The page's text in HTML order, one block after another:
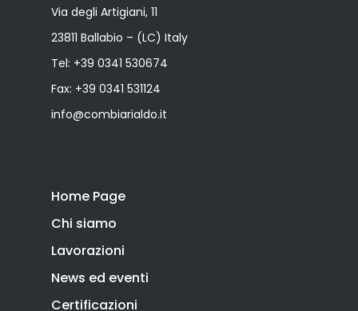
Via degli Artigiani, 11
23811 Ballabio – (LC) Italy
Tel: +39 0341 530674
Fax: +39 0341 531124
info@combiarialdo.it
Home Page
Chi siamo
Lavorazioni
News ed eventi
Certificazioni